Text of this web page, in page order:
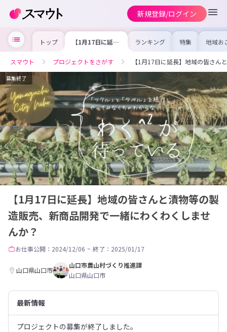
新規登録/ログイン
トップ 【1月17日に延
長】地域の皆さん
売、新商品開発で
一緒にわくわくし
ませんか？
ランキング 特集 地域お
の求
を集め
事内容
を比較
合った
けよう
スマウト プロジェクトをさがす 【1月17日に延長】地域の皆さ
募集終了
【1月17日に延長】地域の皆さんと漬物等の製
造販売、新商品開発で一緒にわくわくしませ
んか？
お仕事公開：2024/12/06 ~ 終了：2025/01/17
山口県山口市
山口市農山村づくり推進課
山口県山口市
最新情報
プロジェクトの募集が終了しました。